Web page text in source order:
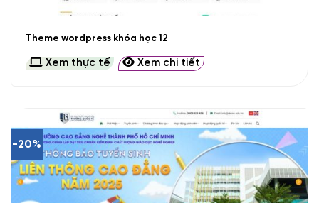
Theme wordpress khóa học 12
Xem thực tế Xem chi tiết
-20%